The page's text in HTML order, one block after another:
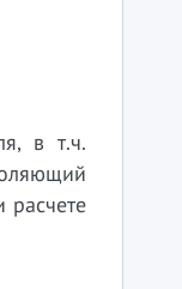
в т.ч.